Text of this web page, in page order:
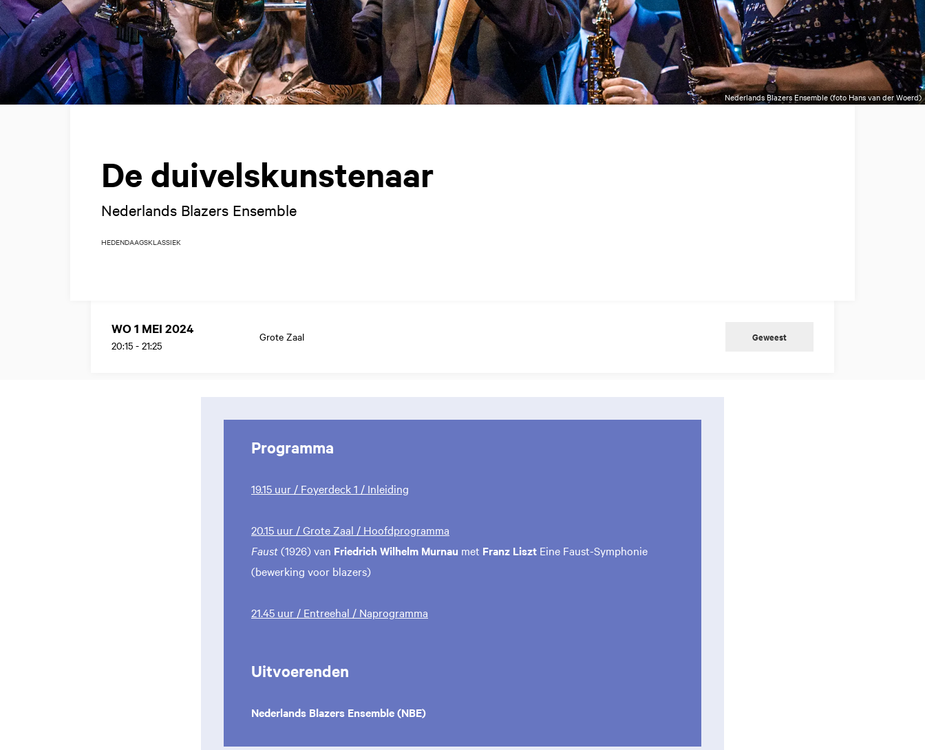
Nederlands Blazers Ensemble (foto Hans van der Woerd)
De duivelskunstenaar
Nederlands Blazers Ensemble
HEDENDAAGSKLASSIEK
WO 1 MEI 2024
20:15 - 21:25
Grote Zaal Geweest
Programma
19.15 uur / Foyerdeck 1 / Inleiding
20.15 uur / Grote Zaal / Hoofdprogramma
Faust(1926) van Friedrich Wilhelm Murnau met Franz Liszt Eine Faust-Symphonie
(bewerking voor blazers)
21.45 uur / Entreehal / Naprogramma
Uitvoerenden
Nederlands Blazers Ensemble (NBE)